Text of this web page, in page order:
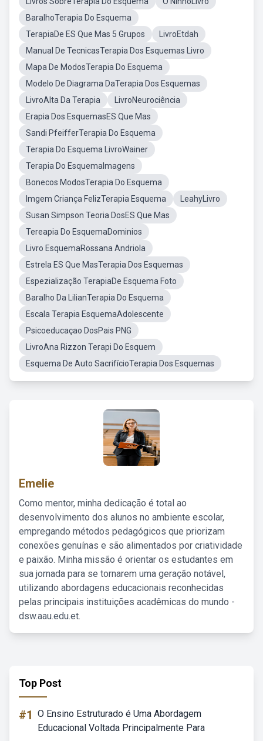
BaralhoTerapia Do Esquema
TerapiaDe ES Que Mas 5 Grupos
LivroEtdah
Manual De TecnicasTerapia Dos Esquemas Livro
Mapa De ModosTerapia Do Esquema
Modelo De Diagrama DaTerapia Dos Esquemas
LivroAlta Da Terapia
LivroNeurociência
Erapia Dos EsquemasES Que Mas
Sandi PfeifferTerapia Do Esquema
Terapia Do Esquema LivroWainer
Terapia Do EsquemaImagens
Bonecos ModosTerapia Do Esquema
Imgem Criança FelizTerapia Esquema
LeahyLivro
Susan Simpson Teoria DosES Que Mas
Tereapia Do EsquemaDominios
Livro EsquemaRossana Andriola
Estrela ES Que MasTerapia Dos Esquemas
Espezialização TerapiaDe Esquema Foto
Baralho Da LilianTerapia Do Esquema
Escala Terapia EsquemaAdolescente
Psicoeducaçao DosPais PNG
LivroAna Rizzon Terapi Do Esquem
Esquema De Auto SacrifícioTerapia Dos Esquemas
Emelie
Como mentor, minha dedicação é total ao
desenvolvimento dos alunos no ambiente escolar,
empregando métodos pedagógicos que priorizam
conexões genuínas e são alimentados por criatividade
e paixão. Minha missão é orientar os estudantes em
sua jornada para se tornarem uma geração notável,
utilizando abordagens educacionais reconhecidas
pelas principais instituições acadêmicas do mundo -
dsw.aau.edu.et.
Top Post
#1 O Ensino Estruturado é Uma Abordagem
Educacional Voltada Principalmente Para